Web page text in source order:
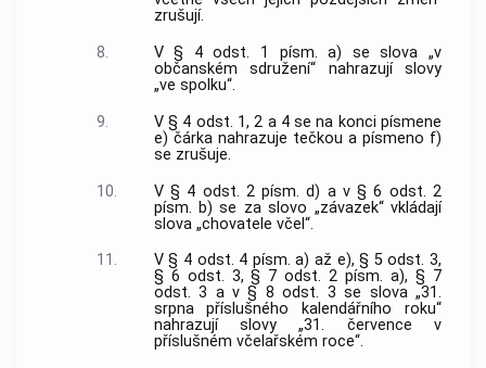
zrušují.
8.
V § 4 odst. 1 písm. a) se slova „v
občanském sdružení“ nahrazují slovy
„ve spolku“.
9.
V § 4 odst. 1, 2 a 4 se na konci písmene
e) čárka nahrazuje tečkou a písmeno f)
se zrušuje.
10.
V § 4 odst. 2 písm. d) a v § 6 odst. 2
písm. b) se za slovo „závazek“ vkládají
slova „chovatele včel“.
11.
V § 4 odst. 4 písm. a) až e), § 5 odst. 3,
§ 6 odst. 3, § 7 odst. 2 písm. a), § 7
odst. 3 a v § 8 odst. 3 se slova „31.
srpna příslušného kalendářního roku“
nahrazují slovy „31. července v
příslušném včelařském roce“.